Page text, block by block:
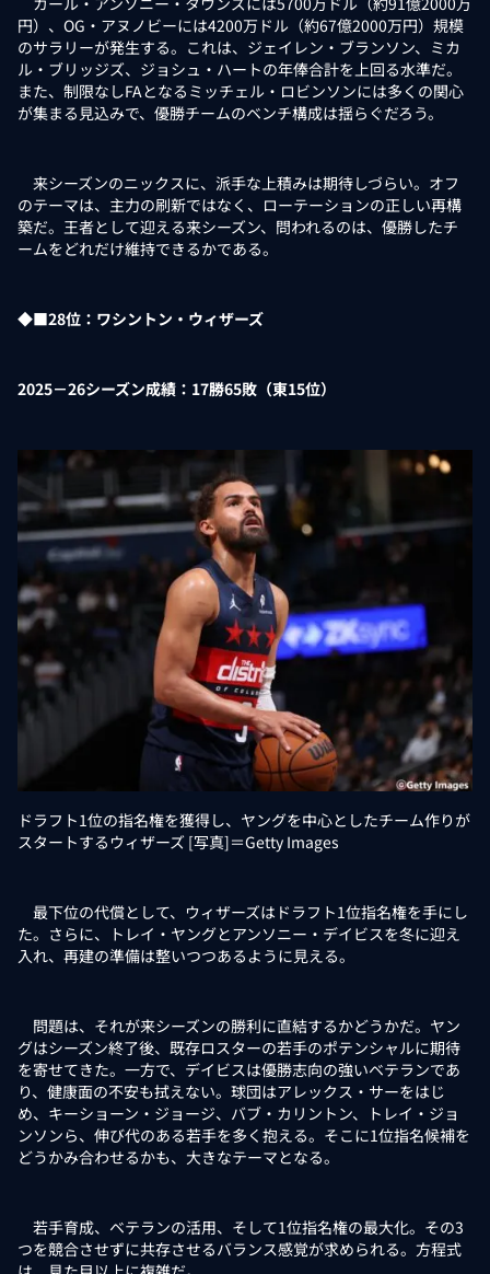
円）、OG・アヌノビーには4200万ドル（約67億2000万円）規模
のサラリーが発生する。これは、ジェイレン・ブランソン、ミカ
ル・ブリッジズ、ジョシュ・ハートの年俸合計を上回る水準だ。
また、制限なしFAとなるミッチェル・ロビンソンには多くの関心
が集まる見込みで、優勝チームのベンチ構成は揺らぐだろう。
来シーズンのニックスに、派手な上積みは期待しづらい。オフ
のテーマは、主力の刷新ではなく、ローテーションの正しい再構
築だ。王者として迎える来シーズン、問われるのは、優勝したチ
ームをどれだけ維持できるかである。
◆■28位：ワシントン・ウィザーズ
2025－26シーズン成績：17勝65敗（東15位）
ドラフト1位の指名権を獲得し、ヤングを中心としたチーム作りが
スタートするウィザーズ [写真]＝Getty Images
最下位の代償として、ウィザーズはドラフト1位指名権を手にし
た。さらに、トレイ・ヤングとアンソニー・デイビスを冬に迎え
入れ、再建の準備は整いつつあるように見える。
問題は、それが来シーズンの勝利に直結するかどうかだ。ヤン
グはシーズン終了後、既存ロスターの若手のポテンシャルに期待
を寄せてきた。一方で、デイビスは優勝志向の強いベテランであ
り、健康面の不安も拭えない。球団はアレックス・サーをはじ
め、キーショーン・ジョージ、バブ・カリントン、トレイ・ジョ
ンソンら、伸び代のある若手を多く抱える。そこに1位指名候補を
どうかみ合わせるかも、大きなテーマとなる。
若手育成、ベテランの活用、そして1位指名権の最大化。その3
つを競合させずに共存させるバランス感覚が求められる。方程式